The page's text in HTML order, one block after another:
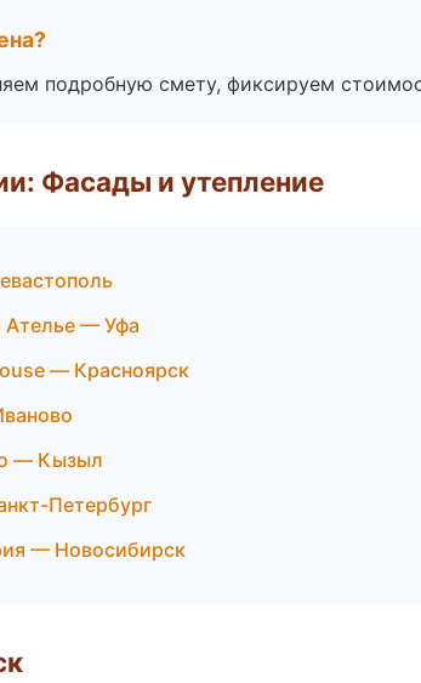
подробную смету, фиксируем
Фасады и утепление
— Уфа
— Красноярск
— Кызыл
Петербург
— Новосибирск